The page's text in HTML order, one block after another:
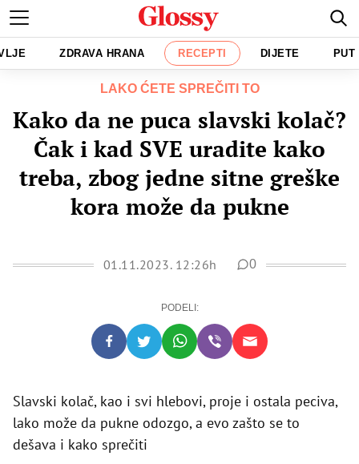
ZDRAVA HRANA RECEPTI DIJETE PUT
LAKO ĆETE SPREČITI TO
Kako da ne puca slavski kolač?
Čak i kad SVE uradite kako
treba, zbog jedne sitne greške
kora može da pukne
01.11.2023. 12:26h 0
PODELI:
Slavski kolač, kao i svi hlebovi, proje i ostala peciva,
lako može da pukne odozgo, a evo zašto se to
dešava i kako sprečiti